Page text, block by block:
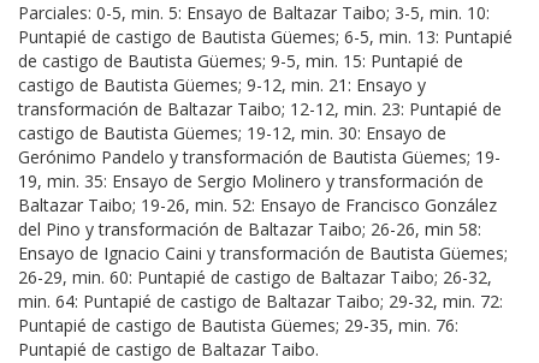
Parciales: 0-5, min. 5: Ensayo de Baltazar Taibo; 3-5, min. 10:
Puntapié de castigo de Bautista Güemes; 6-5, min. 13: Puntapié
de castigo de Bautista Güemes; 9-5, min. 15: Puntapié de
castigo de Bautista Güemes; 9-12, min. 21: Ensayo y
transformación de Baltazar Taibo; 12-12, min. 23: Puntapié de
castigo de Bautista Güemes; 19-12, min. 30: Ensayo de
Gerónimo Pandelo y transformación de Bautista Güemes; 19-
19, min. 35: Ensayo de Sergio Molinero y transformación de
Baltazar Taibo; 19-26, min. 52: Ensayo de Francisco González
del Pino y transformación de Baltazar Taibo; 26-26, min 58:
Ensayo de Ignacio Caini y transformación de Bautista Güemes;
26-29, min. 60: Puntapié de castigo de Baltazar Taibo; 26-32,
min. 64: Puntapié de castigo de Baltazar Taibo; 29-32, min. 72:
Puntapié de castigo de Bautista Güemes; 29-35, min. 76:
Puntapié de castigo de Baltazar Taibo.